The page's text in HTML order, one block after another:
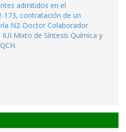
admitidos en el
173, contratación de un
N2-Doctor Colaborador
Mixto de Síntesis Química y